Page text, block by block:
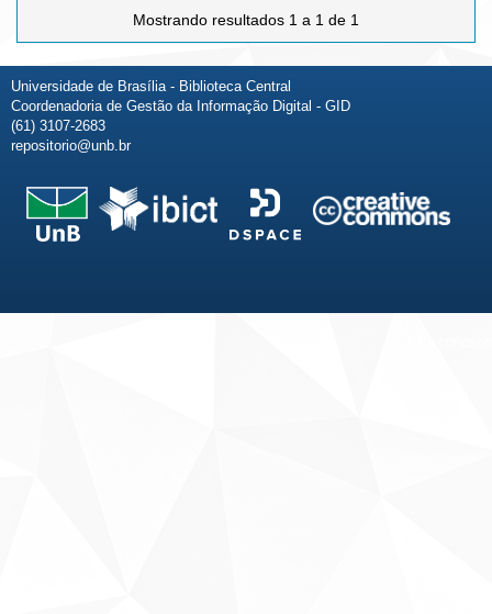
Mostrando resultados 1 a 1 de 1
Universidade de Brasília - Biblioteca Central
Coordenadoria de Gestão da Informação Digital - GID
(61) 3107-2683
repositorio@unb.br